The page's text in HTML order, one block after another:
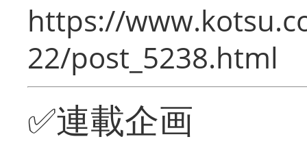
https://
22/post_5238.html
✅連載企画